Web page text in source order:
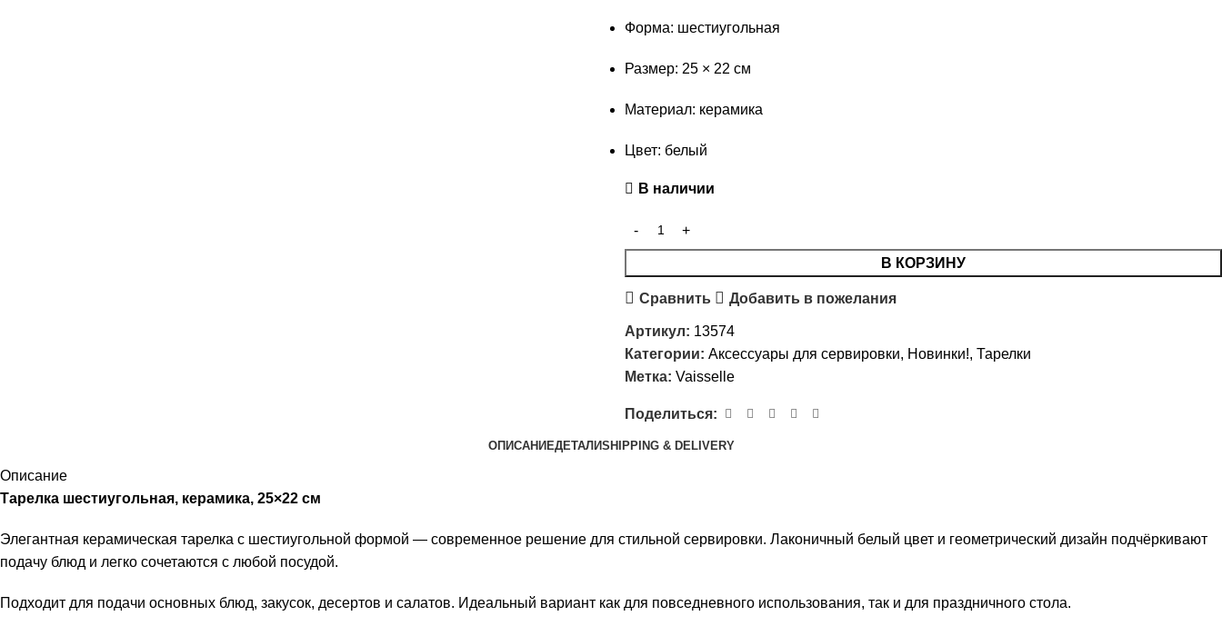
Форма: шестиугольная
Размер: 25 × 22 см
Материал: керамика
Цвет: белый
В наличии
В КОРЗИНУ
Сравнить Добавить в пожелания
Артикул: 13574
Категории: Аксессуары для сервировки, Новинки!, Тарелки
Метка: Vaisselle
Поделиться:
ОПИСАНИЕДЕТАЛИSHIPPING & DELIVERY
Описание
Тарелка шестиугольная, керамика, 25×22 см
Элегантная керамическая тарелка с шестиугольной формой — современное решение для стильной сервировки. Лаконичный белый цвет и геометрический дизайн подчёркивают
подачу блюд и легко сочетаются с любой посудой.
Подходит для подачи основных блюд, закусок, десертов и салатов. Идеальный вариант как для повседневного использования, так и для праздничного стола.